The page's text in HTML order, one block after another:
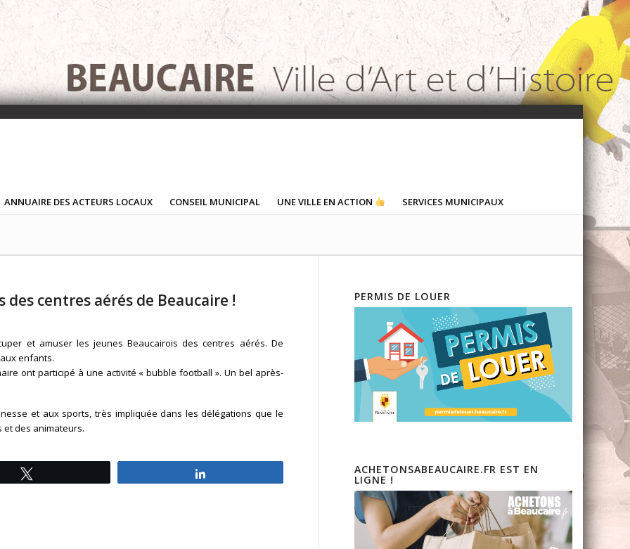
ANNUAIRE DES ACTEURS LOCAUX CONSEIL MUNICIPAL UNE VILLE EN ACTION SERVICES MUNICIPAUX
centres aérés de Beaucaire !
et amuser les jeunes Beaucairois des centres aérés. De
enfants.
ont participé à une activité « bubble football ». Un bel après-
et aux sports, très impliquée dans les délégations que le
des animateurs.
PERMIS DE LOUER
ACHETONSABEAUCAIRE.FR EST EN
LIGNE !